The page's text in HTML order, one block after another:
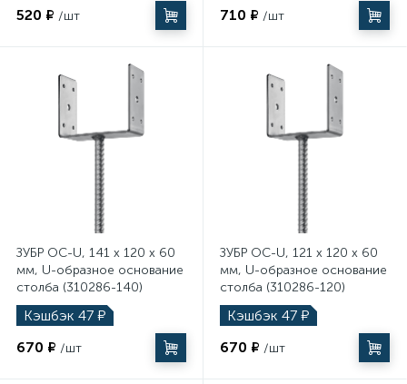
520 ₽ /шт
710 ₽ /шт
ЗУБР ОС-U, 141 x 120 x 60
мм, U-образное основание
столба (310286-140)
Кэшбэк 47 ₽
670 ₽ /шт
ЗУБР ОС-U, 121 x 120 x 60
мм, U-образное основание
столба (310286-120)
Кэшбэк 47 ₽
670 ₽ /шт
Фрезеры
Шлифовальные машины
Шуруповерты, дрели и гайковерты
Электромонтажный инструмент